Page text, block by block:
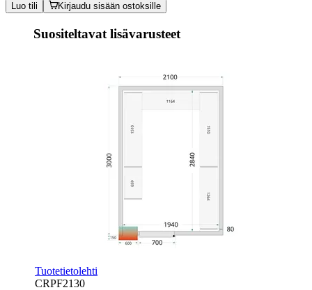
Luo tili Kirjaudu sisään ostoksille
Suositeltavat lisävarusteet
Tuotetietolehti
CRPF2130